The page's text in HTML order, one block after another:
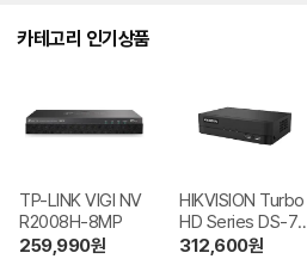
카테고리 인기상품
TP-LINK VIGI NV
R2008H-8MP
259,990원
HIKVISION Turbo
HD Series DS-72
04H Mini SSD ST
312,600원